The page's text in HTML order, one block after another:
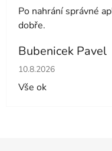
Po nahrání správné
dobře.
Bubenicek Pavel
Hodnocení obchodu je
10.8.2026
Vše ok